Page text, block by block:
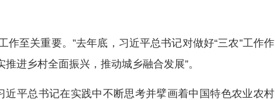
作至关重要。”去年底，习近平总书记对做好“三农”工作作
进乡村全面振兴，推动城乡融合发展”。
平总书记在实践中不断思考并擘画着中国特色农业农村